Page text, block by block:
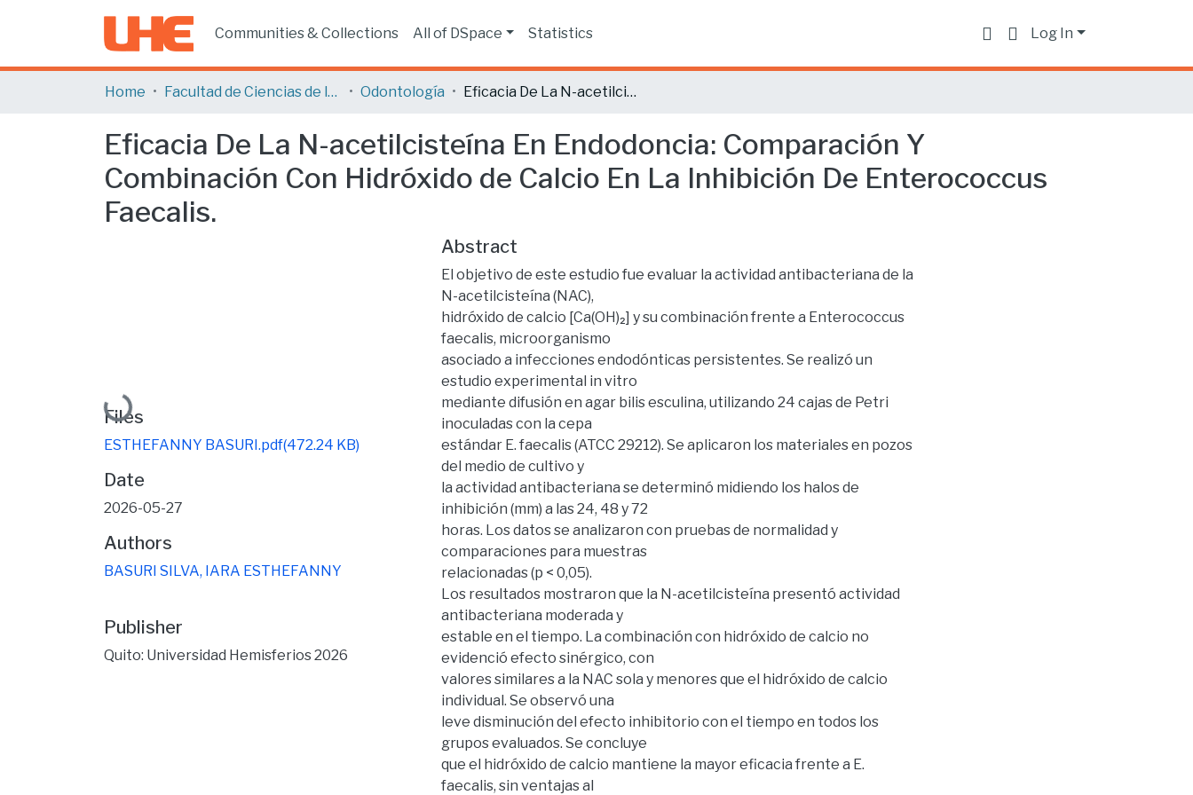
Communities & Collections All of DSpace Statistics Log In
Home Facultad de Ciencias de la Salud Odontología Eficacia De La N-acetilcisteína En Endodoncia: Comparación Y Combinación Con Hidróxido de Calcio En La Inhibición De Enterococcus Faecalis.
Eficacia De La N-acetilcisteína En Endodoncia: Comparación Y
Combinación Con Hidróxido de Calcio En La Inhibición De Enterococcus
Faecalis.
Loading...
Files
ESTHEFANNY BASURI.pdf(472.24 KB)
Date
2026-05-27
Authors
BASURI SILVA, IARA ESTHEFANNY
Publisher
Quito: Universidad Hemisferios 2026
Abstract
El objetivo de este estudio fue evaluar la actividad antibacteriana de la
N-acetilcisteína (NAC),
hidróxido de calcio [Ca(OH)₂] y su combinación frente a Enterococcus
faecalis, microorganismo
asociado a infecciones endodónticas persistentes. Se realizó un
estudio experimental in vitro
mediante difusión en agar bilis esculina, utilizando 24 cajas de Petri
inoculadas con la cepa
estándar E. faecalis (ATCC 29212). Se aplicaron los materiales en pozos
del medio de cultivo y
la actividad antibacteriana se determinó midiendo los halos de
inhibición (mm) a las 24, 48 y 72
horas. Los datos se analizaron con pruebas de normalidad y
comparaciones para muestras
relacionadas (p < 0,05).
Los resultados mostraron que la N-acetilcisteína presentó actividad
antibacteriana moderada y
estable en el tiempo. La combinación con hidróxido de calcio no
evidenció efecto sinérgico, con
valores similares a la NAC sola y menores que el hidróxido de calcio
individual. Se observó una
leve disminución del efecto inhibitorio con el tiempo en todos los
grupos evaluados. Se concluye
que el hidróxido de calcio mantiene la mayor eficacia frente a E.
faecalis, sin ventajas al